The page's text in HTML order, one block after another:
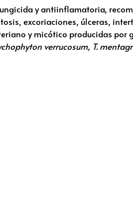
y antiinflamatoria,
excoriaciones, úlceras,
y micótico producidas por
verrucosum, T.